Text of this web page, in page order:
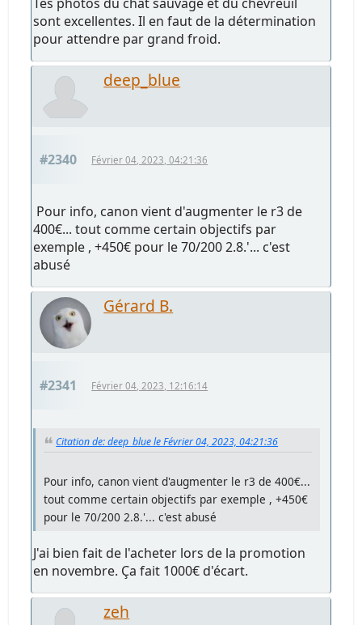
Tes photos du chat sauvage et du chevreuil
sont excellentes. Il en faut de la détermination
pour attendre par grand froid.
deep_blue
#2340 Février 04, 2023, 04:21:36
Pour info, canon vient d'augmenter le r3 de
400€... tout comme certain objectifs par
exemple , +450€ pour le 70/200 2.8.'... c'est
abusé
Gérard B.
#2341 Février 04, 2023, 12:16:14
Citation de: deep_blue le Février 04, 2023, 04:21:36
Pour info, canon vient d'augmenter le r3 de 400€...
tout comme certain objectifs par exemple , +450€
pour le 70/200 2.8.'... c'est abusé
J'ai bien fait de l'acheter lors de la promotion
en novembre. Ça fait 1000€ d'écart.
zeh